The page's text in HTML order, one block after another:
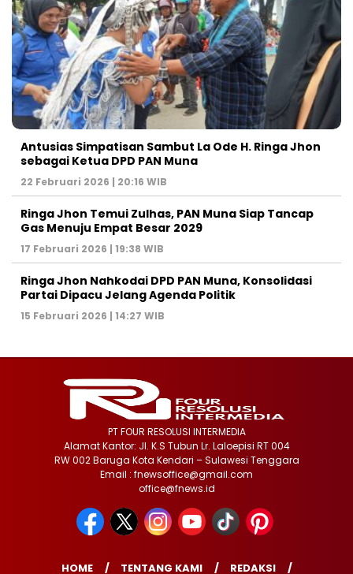
Antusias Simpatisan Sambut La Ode H. Ringa Jhon
sebagai Ketua DPD PAN Muna
22 Februari 2026 | 20:16 WIB
Ringa Jhon Temui Zulhas, PAN Muna Siap Tancap
Gas Menuju Empat Besar 2029
17 Februari 2026 | 19:38 WIB
Ringa Jhon Nahkodai DPD PAN Muna, Konsolidasi
Partai Dipacu Jelang Agenda Politik
15 Februari 2026 | 14:27 WIB
PT FOUR RESOLUSI INTERMEDIA
Alamat Kantor: Jl. K.S Tubun Lr. Laloepisi RT 004
RW 002 Baruga Kota Kendari – Sulawesi Tenggara
Email : fnewsoffice@gmail.com
office@fnews.id
HOME TENTANG KAMI REDAKSI